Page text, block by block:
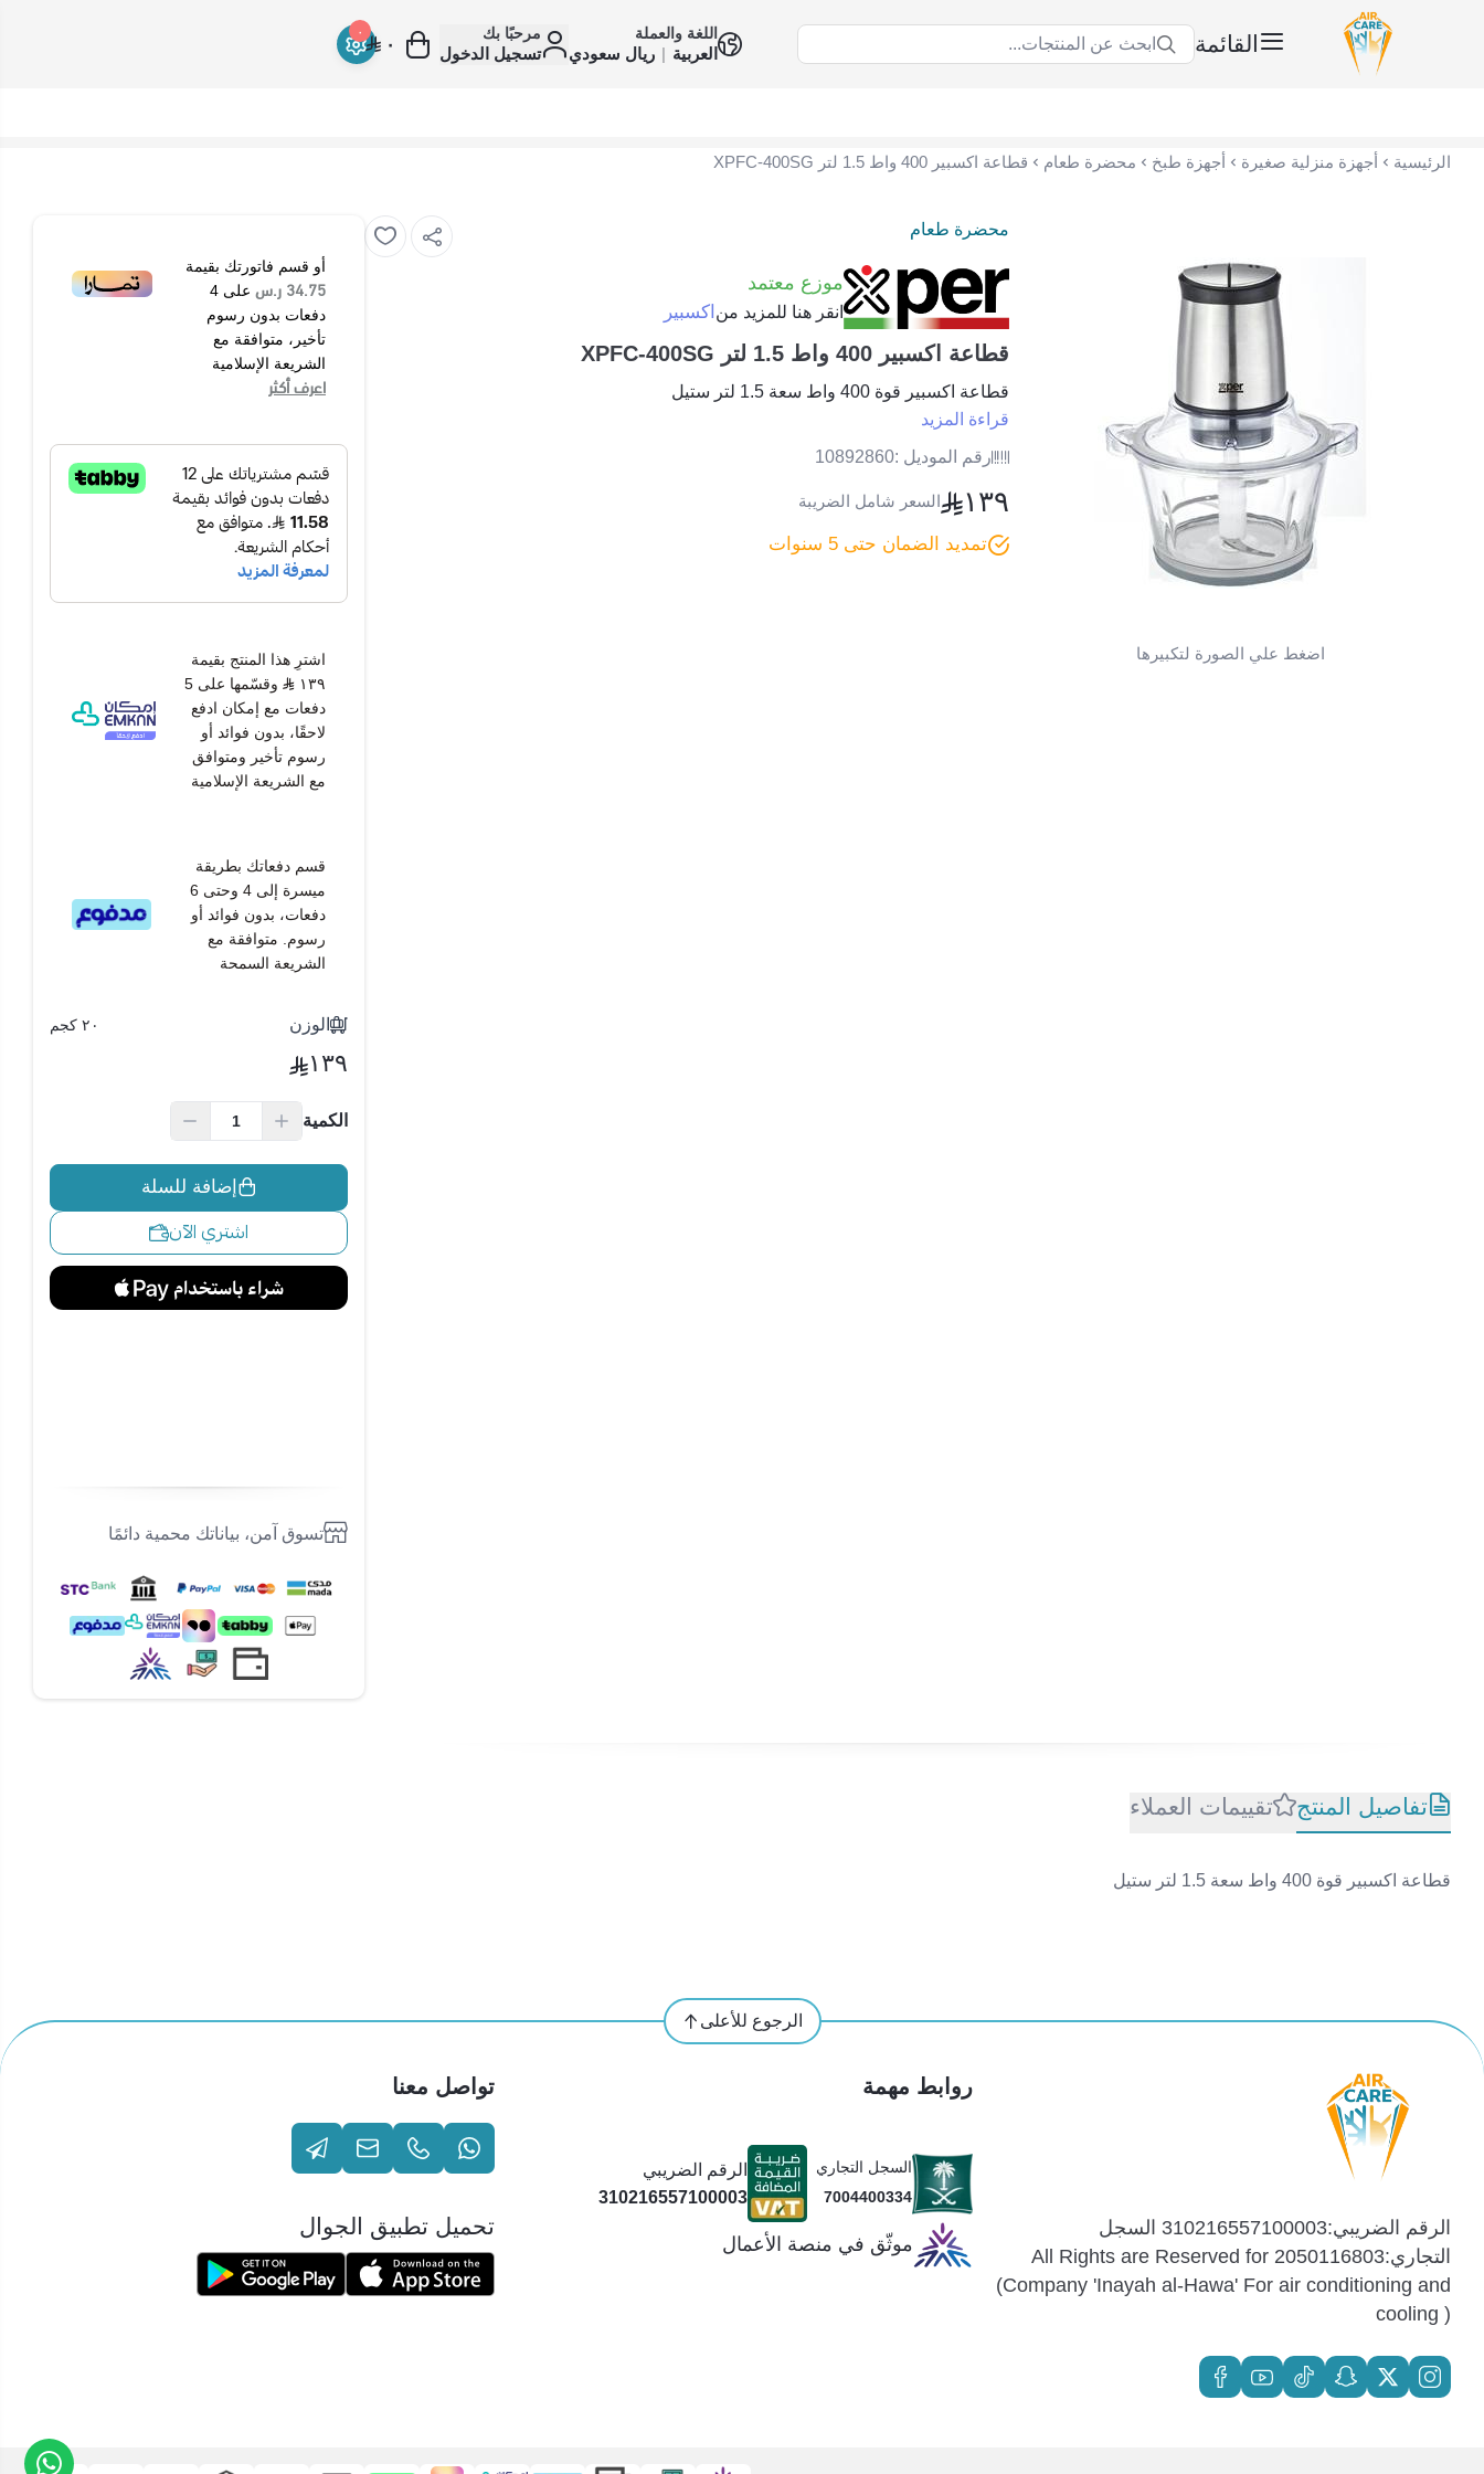
القائمة ابحث عن المنتجات...
اللغة والعملة
العربية | ريال سعودي
مرحبًا بك
تسجيل الدخول
٠
٠
الرئيسية أجهزة منزلية صغيرة أجهزة طبخ محضرة طعام قطاعة اكسبير 400 واط 1.5 لتر XPFC-400SG
اضغط علي الصورة لتكبيرها
محضرة طعام
موزع معتمد
انقر هنا للمزيد من اكسبير
قطاعة اكسبير 400 واط 1.5 لتر XPFC-400SG
قطاعة اكسبير قوة 400 واط سعة 1.5 لتر ستيل
قراءة المزيد
رقم الموديل :10892860
١٣٩ السعر شامل الضريبة
تمديد الضمان حتى 5 سنوات
أو قسم فاتورتك بقيمة
34.75 ر.س على 4
دفعات بدون رسوم
تأخير، متوافقة مع
الشريعة الإسلامية
اعرف أكثر
اشترِ هذا المنتج بقيمة
١٣٩
وقسّمها على 5
دفعات مع إمكان ادفع
لاحقًا، بدون فوائد أو
رسوم تأخير ومتوافق
مع الشريعة الإسلامية
قسم دفعاتك بطريقة
ميسرة إلى 4 وحتى 6
دفعات، بدون فوائد أو
رسوم. متوافقة مع
الشريعة السمحة
الوزن ٢٠ كجم
١٣٩
الكمية
إضافة للسلة
اشتري الآن
تسوق آمن، بياناتك محمية دائمًا
تفاصيل المنتج تقييمات العملاء
قطاعة اكسبير قوة 400 واط سعة 1.5 لتر ستيل
الرجوع للأعلى
الرقم الضريبي:310216557100003 السجل
التجاري:2050116803 All Rights are Reserved for
(Company 'Inayah al-Hawa' For air conditioning and
cooling )
روابط مهمة
السجل التجاري
7004400334
الرقم الضريبي
310216557100003
موثّق في منصة الأعمال
تواصل معنا
تحميل تطبيق الجوال